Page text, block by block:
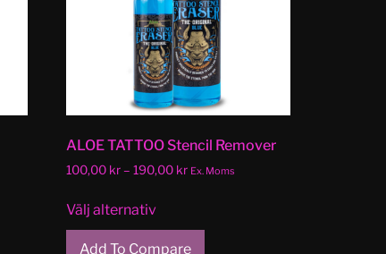
ALOE TATTOO Stencil Remover
100,00 kr– 190,00 kr Ex. Moms
Välj alternativ
Add To Compare